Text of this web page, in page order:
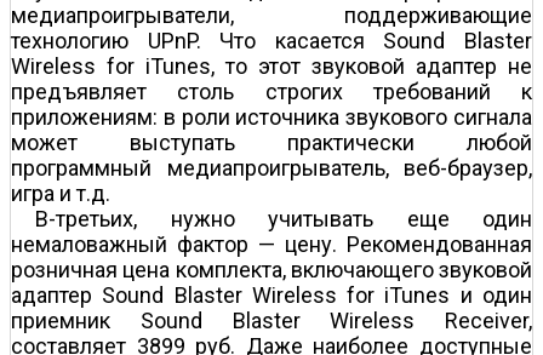
медиапроигрыватели, поддерживающие
технологию UPnP. Что касается Sound Blaster
Wireless for iTunes, то этот звуковой адаптер не
предъявляет столь строгих требований к
приложениям: в роли источника звукового сигнала
может выступать практически любой
программный медиапроигрыватель, веб-браузер,
игра и т.д.
В-третьих, нужно учитывать еще один
немаловажный фактор — цену. Рекомендованная
розничная цена комплекта, включающего звуковой
адаптер Sound Blaster Wireless for iTunes и один
приемник Sound Blaster Wireless Receiver,
составляет 3899 руб. Даже наиболее доступные